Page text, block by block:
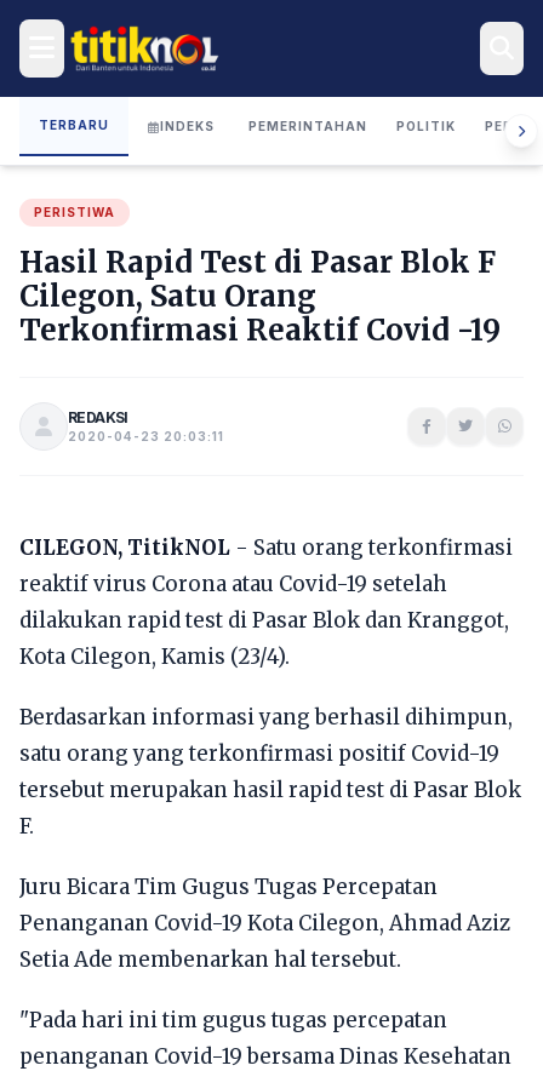
TERBARU INDEKS PEMERINTAHAN POLITIK
PERISTIWA
Hasil Rapid Test di Pasar Blok F
Cilegon, Satu Orang
Terkonfirmasi Reaktif Covid -19
REDAKSI
2020-04-23 20:03:11
CILEGON, TitikNOL - Satu orang terkonfirmasi
reaktif virus Corona atau Covid-19 setelah
dilakukan rapid test di Pasar Blok dan Kranggot,
Kota Cilegon, Kamis (23/4).
Berdasarkan informasi yang berhasil dihimpun,
satu orang yang terkonfirmasi positif Covid-19
tersebut merupakan hasil rapid test di Pasar Blok
F.
Juru Bicara Tim Gugus Tugas Percepatan
Penanganan Covid-19 Kota Cilegon, Ahmad Aziz
Setia Ade membenarkan hal tersebut.
"Pada hari ini tim gugus tugas percepatan
penanganan Covid-19 bersama Dinas Kesehatan